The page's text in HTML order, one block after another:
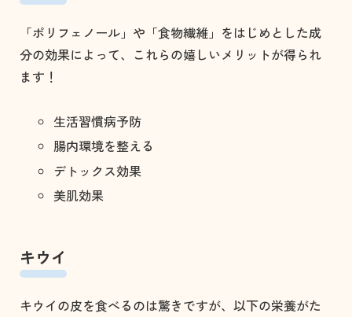
「ポリフェノール」や「食物繊維」をはじめとした成
分の効果によって、これらの嬉しいメリットが得られ
ます！
生活習慣病予防
腸内環境を整える
デトックス効果
美肌効果
キウイ
キウイの皮を食べるのは驚きですが、以下の栄養がた